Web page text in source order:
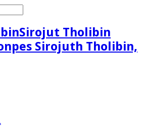
Sirojut Tholibin
Sirojuth Tholibin,